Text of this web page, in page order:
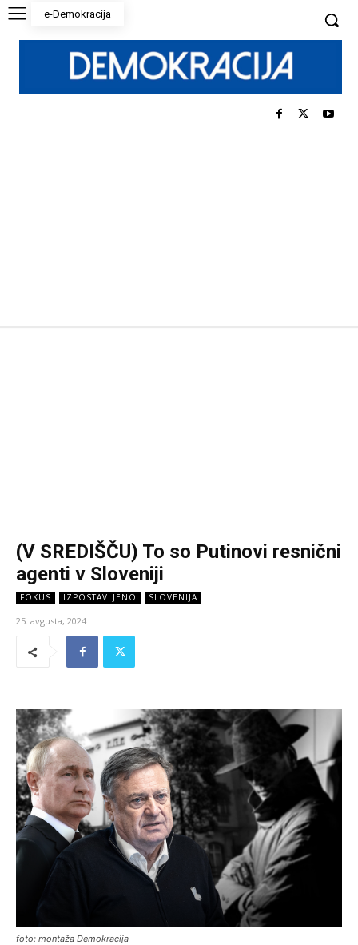
e-Demokracija
(V SREDIŠČU) To so Putinovi resnični
agenti v Sloveniji
FOKUS IZPOSTAVLJENO SLOVENIJA
25. avgusta, 2024
foto: montaža Demokracija